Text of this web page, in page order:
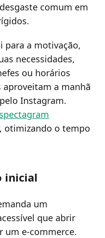
comum em
para a motivação,
necessidades,
ou horários
a manhã
Instagram.
otimizando o tempo
inicial
um
que abrir
um e-commerce.